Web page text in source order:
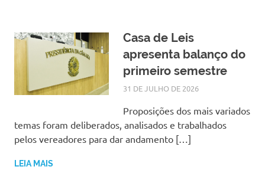
Casa de Leis
apresenta balanço do
primeiro semestre
31 DE JULHO DE 2026
Proposições dos mais variados
temas foram deliberados, analisados e trabalhados
pelos vereadores para dar andamento […]
LEIA MAIS